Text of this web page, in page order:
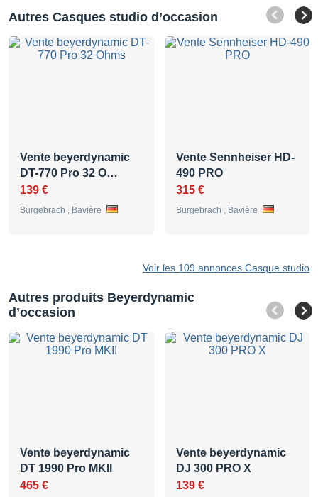
Autres Casques studio d’occasion
Vente beyerdynamic
DT-770 Pro 32 O…
139 €
Burgebrach , Bavière
Vente Sennheiser HD-
490 PRO
315 €
Burgebrach , Bavière
Voir les 109 annonces Casque studio
Autres produits Beyerdynamic
d’occasion
Vente beyerdynamic
DT 1990 Pro MKII
465 €
Vente beyerdynamic
DJ 300 PRO X
139 €